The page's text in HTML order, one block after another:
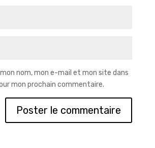
nom, mon e-mail et mon site dans
mon prochain commentaire.